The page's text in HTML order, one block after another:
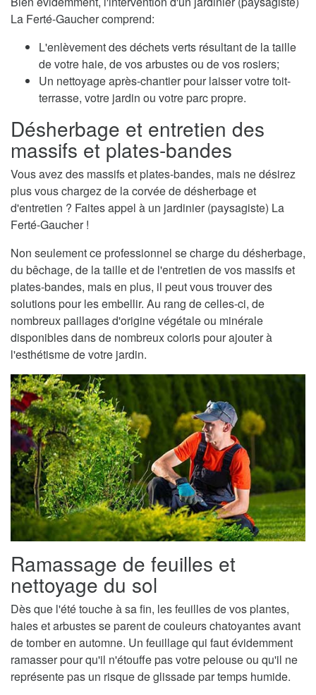
La Ferté-Gaucher comprend:
L'enlèvement des déchets verts résultant de la taille
de votre haie, de vos arbustes ou de vos rosiers;
Un nettoyage après-chantier pour laisser votre toit-
terrasse, votre jardin ou votre parc propre.
Désherbage et entretien des
massifs et plates-bandes
Vous avez des massifs et plates-bandes, mais ne désirez
plus vous chargez de la corvée de désherbage et
d'entretien ? Faites appel à un jardinier (paysagiste) La
Ferté-Gaucher !
Non seulement ce professionnel se charge du désherbage,
du bêchage, de la taille et de l'entretien de vos massifs et
plates-bandes, mais en plus, il peut vous trouver des
solutions pour les embellir. Au rang de celles-ci, de
nombreux paillages d'origine végétale ou minérale
disponibles dans de nombreux coloris pour ajouter à
l'esthétisme de votre jardin.
Ramassage de feuilles et
nettoyage du sol
Dès que l'été touche à sa fin, les feuilles de vos plantes,
haies et arbustes se parent de couleurs chatoyantes avant
de tomber en automne. Un feuillage qui faut évidemment
ramasser pour qu'il n'étouffe pas votre pelouse ou qu'il ne
représente pas un risque de glissade par temps humide.